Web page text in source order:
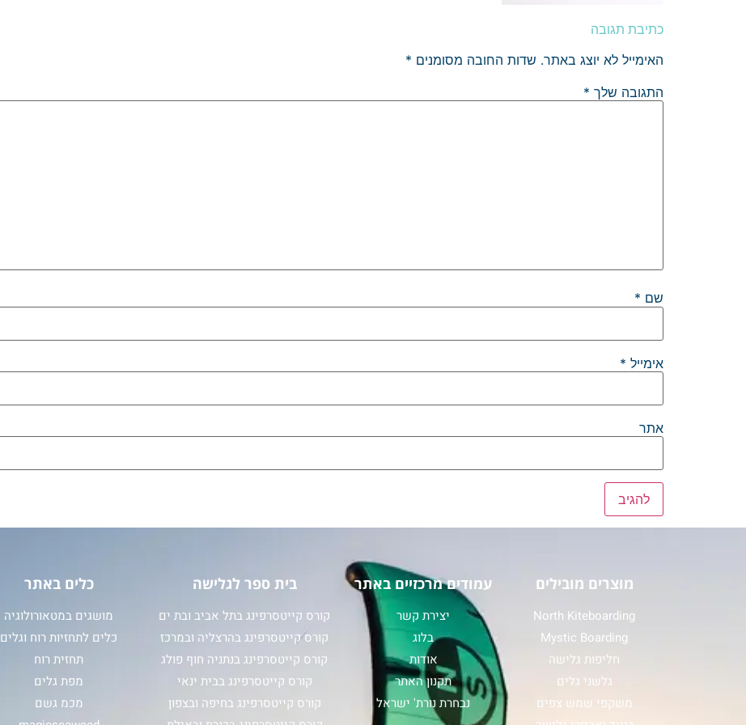
כתיבת תגובה
האימייל לא יוצג באתר. שדות החובה מסומנים *
התגובה שלך *
שם *
אימייל *
אתר
מוצרים מובילים
North Kiteboarding
Mystic Boarding
חליפות גלישה
גלשני גלים
משקפי שמש צפים
עמודים מרכזיים באתר
יצירת קשר
בלוג
אודות
תקנון האתר
נבחרת נורת' ישראל
בית ספר לגלישה
קורס קייטסרפינג בתל אביב ובת ים
קורס קייטסרפינג בהרצליה ובמרכז
קורס קייטסרפינג בנתניה חוף פולג
קורס קייטסרפינג בבית ינאי
קורס קייטסרפינג בחיפה ובצפון
כלים באתר
מושגים במטאורולוגיה
כלים לתחזיות רוח וגלים
תחזית רוח
מפת גלים
מכמ גשם